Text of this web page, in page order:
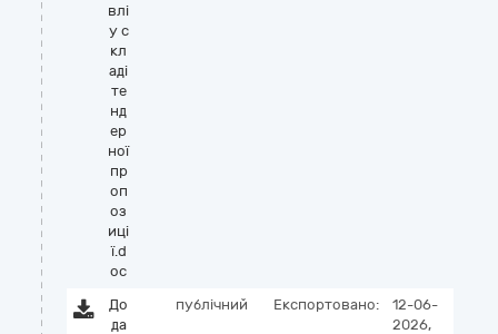
влі
у с
кл
аді
те
нд
ер
ної
пр
оп
оз
иці
ї.d
oc
До
да
публічний Експортовано:
12-06-
2026,